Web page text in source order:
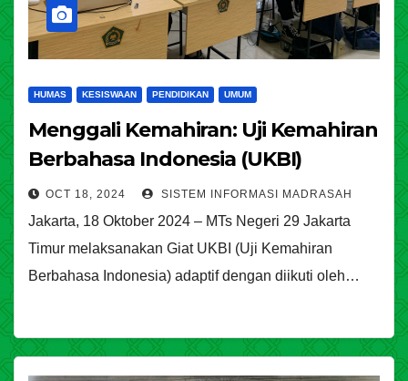
HUMAS KESISWAAN PENDIDIKAN UMUM
Menggali Kemahiran: Uji Kemahiran
Berbahasa Indonesia (UKBI)
OCT 18, 2024 SISTEM INFORMASI MADRASAH
Jakarta, 18 Oktober 2024 – MTs Negeri 29 Jakarta
Timur melaksanakan Giat UKBI (Uji Kemahiran
Berbahasa Indonesia) adaptif dengan diikuti oleh…